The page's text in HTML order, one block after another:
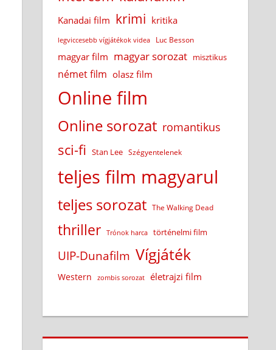
Kanadai film krimi kritika
legviccesebb vígjátékok videa Luc Besson
magyar film magyar sorozat misztikus
német film olasz film
Online film
Online sorozat romantikus
sci-fi Stan Lee Szégyentelenek
teljes film magyarul
teljes sorozat The Walking Dead
thriller Trónok harca történelmi film
UIP-Dunafilm Vígjáték
Western zombis sorozat életrajzi film